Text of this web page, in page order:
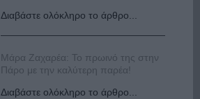
Διαβάστε ολόκληρο το άρθρο...
Μάρα Ζαχαρέα: Το πρωινό της στην
Πάρο με την καλύτερη παρέα!
Διαβάστε ολόκληρο το άρθρο...